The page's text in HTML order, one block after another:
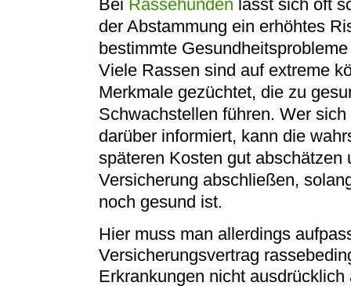
Bei Rassehunden lässt sich oft
der Abstammung ein erhöhtes
bestimmte
Viele Rassen sind auf extreme
Merkmale gezüchtet, die zu
Schwachstellen führen. Wer
darüber informiert, kann die
späteren Kosten gut abschätzen
Versicherung abschließen,
noch gesund ist.
Hier muss man allerdings
Versicherungsvertrag
Erkrankungen nicht